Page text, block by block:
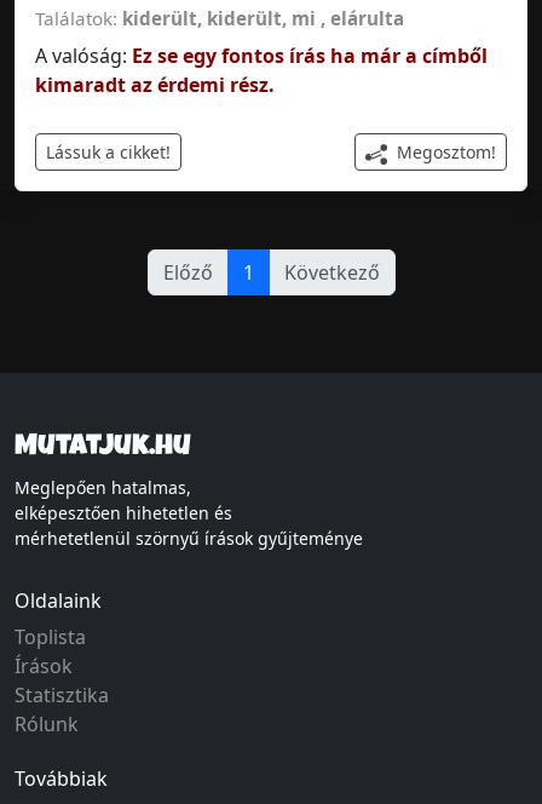
Találatok: kiderült, kiderült, mi , elárulta
A valóság: Ez se egy fontos írás ha már a címből
kimaradt az érdemi rész.
Lássuk a cikket! Megosztom!
Előző 1 Következő
Mutatjuk.hu
Meglepően hatalmas,
elképesztően hihetetlen és
mérhetetlenül szörnyű írások gyűjteménye
Oldalaink
Toplista
Írások
Statisztika
Rólunk
Továbbiak